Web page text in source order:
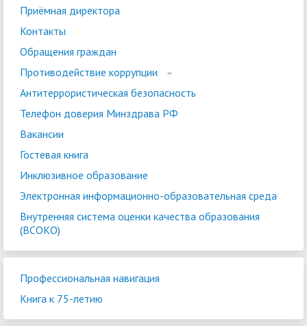
Приёмная директора
Контакты
Обращения граждан
Противодействие коррупции
Антитеррористическая безопасность
Телефон доверия Минздрава РФ
Вакансии
Гостевая книга
Инклюзивное образование
Электронная информационно-образовательная среда
Внутренняя система оценки качества образования
(ВСОКО)
Профессиональная навигация
Книга к 75-летию